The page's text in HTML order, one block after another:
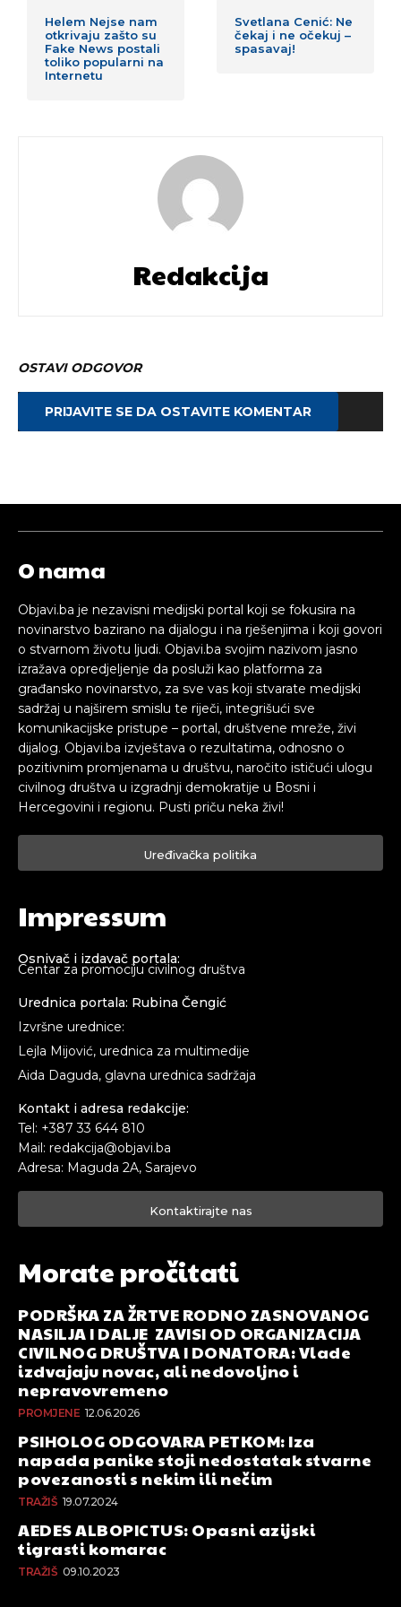
Helem Nejse nam
otkrivaju zašto su
Fake News postali
toliko popularni na
Internetu
Svetlana Cenić: Ne
čekaj i ne očekuj –
spasavaj!
Redakcija
OSTAVI ODGOVOR
PRIJAVITE SE DA OSTAVITE KOMENTAR
O nama
Objavi.ba je nezavisni medijski portal koji se fokusira na
novinarstvo bazirano na dijalogu i na rješenjima i koji govori
o stvarnom životu ljudi. Objavi.ba svojim nazivom jasno
izražava opredjeljenje da posluži kao platforma za
građansko novinarstvo, za sve vas koji stvarate medijski
sadržaj u najširem smislu te riječi, integrišući sve
komunikacijske pristupe – portal, društvene mreže, živi
dijalog. Objavi.ba izvještava o rezultatima, odnosno o
pozitivnim promjenama u društvu, naročito ističući ulogu
civilnog društva u izgradnji demokratije u Bosni i
Hercegovini i regionu. Pusti priču neka živi!
Uređivačka politika
Impressum
Osnivač i izdavač portala:
Centar za promociju civilnog društva
Urednica portala: Rubina Čengić
Izvršne urednice:
Lejla Mijović, urednica za multimedije
Aida Daguda, glavna urednica sadržaja
Kontakt i adresa redakcije:
Tel: +387 33 644 810
Mail: redakcija@objavi.ba
Adresa: Maguda 2A, Sarajevo
Kontaktirajte nas
Morate pročitati
PODRŠKA ZA ŽRTVE RODNO ZASNOVANOG
NASILJA I DALJE ZAVISI OD ORGANIZACIJA
CIVILNOG DRUŠTVA I DONATORA: Vlade
izdvajaju novac, ali nedovoljno i
nepravovremeno
PROMJENE 12.06.2026
PSIHOLOG ODGOVARA PETKOM: Iza
napada panike stoji nedostatak stvarne
povezanosti s nekim ili nečim
TRAŽIŠ 19.07.2024
AEDES ALBOPICTUS: Opasni azijski
tigrasti komarac
TRAŽIŠ 09.10.2023